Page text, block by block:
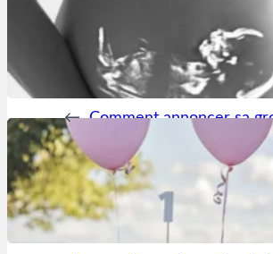
← Comment annoncer sa